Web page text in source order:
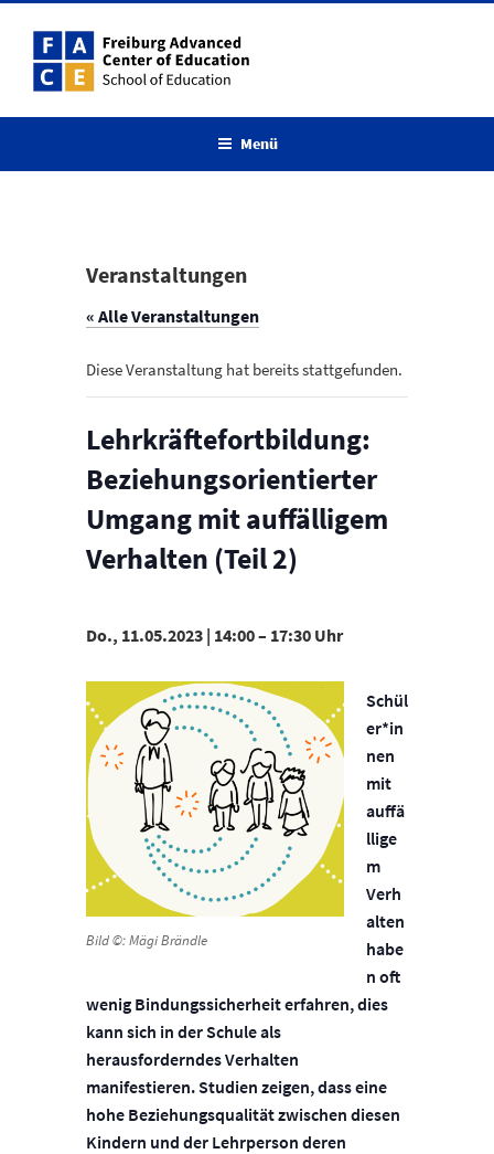
Inhalt
springen
Menü
Veranstaltungen
« Alle Veranstaltungen
Diese Veranstaltung hat bereits stattgefunden.
Lehrkräftefortbildung:
Beziehungsorientierter
Umgang mit auffälligem
Verhalten (Teil 2)
Do., 11.05.2023 | 14:00– 17:30
Bild ©: Mägi Brändle
Schül
er*in
nen
mit
auffä
llige
m
Verh
alten
habe
n oft
wenig Bindungssicherheit erfahren, dies
kann sich in der Schule als
herausforderndes Verhalten
manifestieren. Studien zeigen, dass eine
hohe Beziehungsqualität zwischen diesen
Kindern und der Lehrperson deren